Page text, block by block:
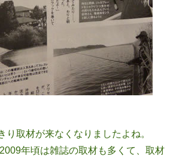
り取材が来なくなりましたよね。
年頃は雑誌の取材も多くて、取材